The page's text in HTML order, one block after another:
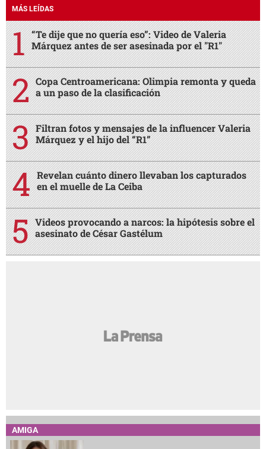
MÁS LEÍDAS
“Te dije que no quería eso”: Video de Valeria
Márquez antes de ser asesinada por el "R1"
Copa Centroamericana: Olimpia remonta y queda
a un paso de la clasificación
Filtran fotos y mensajes de la influencer Valeria
Márquez y el hijo del “R1”
Revelan cuánto dinero llevaban los capturados
en el muelle de La Ceiba
Videos provocando a narcos: la hipótesis sobre el
asesinato de César Gastélum
AMIGA